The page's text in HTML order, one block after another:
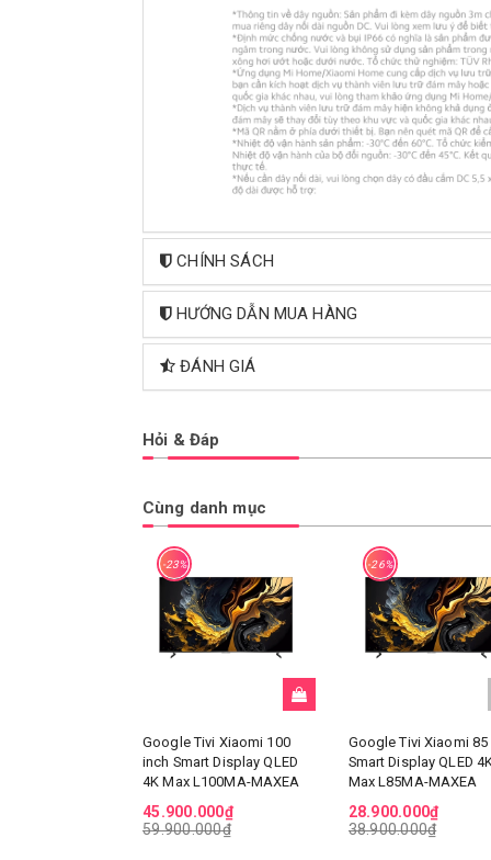
CHÍNH SÁCH
HƯỚNG DẪN MUA HÀNG
ĐÁNH GIÁ
Hỏi & Đáp
Cùng danh mục
-23%
Google Tivi Xiaomi 100
inch Smart Display QLED
4K Max L100MA-MAXEA
45.900.000₫
59.900.000₫
-26%
Google Tivi Xiaomi
Smart Display QLED
Max L85MA-MAXEA
28.900.000₫
38.900.000₫